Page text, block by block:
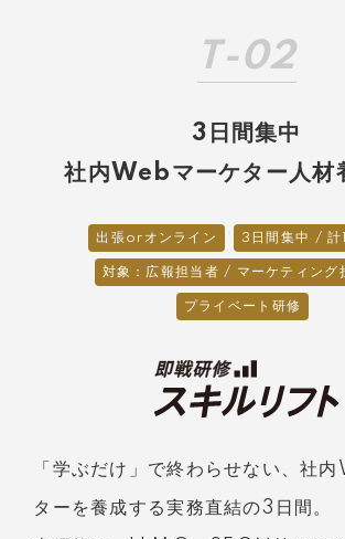
T-02
3日間集中
社内Webマーケター人材
出張orオンライン 3日間集中 / 計
対象：広報担当者 / マーケティング
プライベート研修
「学ぶだけ」で終わらせない、社
ターを養成する実務直結の3日間。